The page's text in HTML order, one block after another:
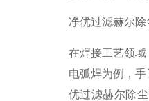
净优过滤赫尔
在焊接工艺领
电弧焊为例，
优过滤赫尔除